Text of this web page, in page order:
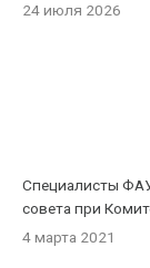
24 июля 2026
Специалисты
совета при
4 марта 2021